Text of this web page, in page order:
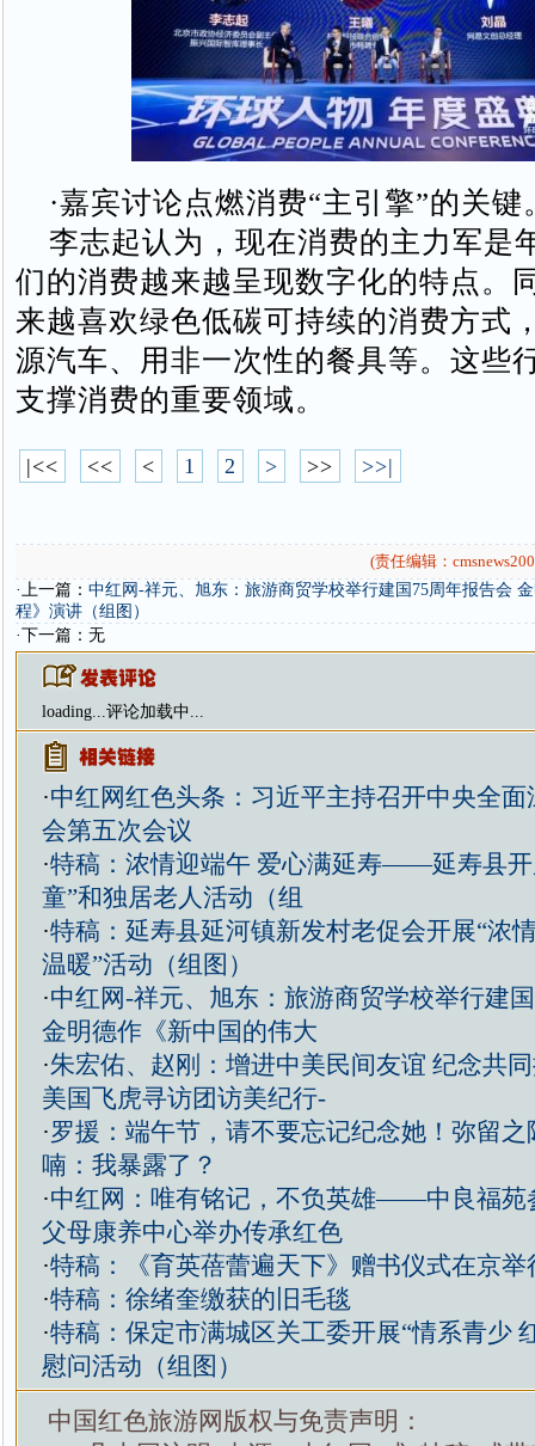
·嘉宾讨论点燃消费“主引擎”的关键
李志起认为，现在消费的主力军是
们的消费越来越呈现数字化的特点。
来越喜欢绿色低碳可持续的消费方式
源汽车、用非一次性的餐具等。这些
支撑消费的重要领域。
|<< << < 1 2 > >> >>|
(责任编辑：
·上一篇： 中红网-祥元、旭东：旅游商贸学校举行建国75周年报告会
程》演讲（组图）
·下一篇：无
loading...评论加载中...
·中红网红色头条：习近平主持召开中央全面
会第五次会议
·特稿：浓情迎端午 爱心满延寿——延寿县开
童”和独居老人活动（组
·特稿：延寿县延河镇新发村老促会开展“浓
温暖”活动（组图）
·中红网-祥元、旭东：旅游商贸学校举行建
金明德作《新中国的伟大
·朱宏佑、赵刚：增进中美民间友谊 纪念共
美国飞虎寻访团访美纪行-
·罗援：端午节，请不要忘记纪念她！弥留之
喃：我暴露了？
·中红网：唯有铭记，不负英雄——中良福苑
父母康养中心举办传承红色
·特稿：《育英蓓蕾遍天下》赠书仪式在京举
·特稿：徐绪奎缴获的旧毛毯
·特稿：保定市满城区关工委开展“情系青少
慰问活动（组图）
中国红色旅游网版权与免责声明：